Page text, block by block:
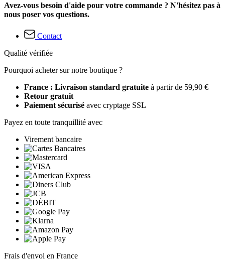
Avez-vous besoin d'aide pour votre commande ? N'hésitez pas à
nous poser vos questions.
Contact
Qualité vérifiée
Pourquoi acheter sur notre boutique ?
France : Livraison standard gratuite à partir de 59,90 €
Retour gratuit
Paiement sécurisé avec cryptage SSL
Payez en toute tranquillité avec
Virement bancaire
Frais d'envoi en France